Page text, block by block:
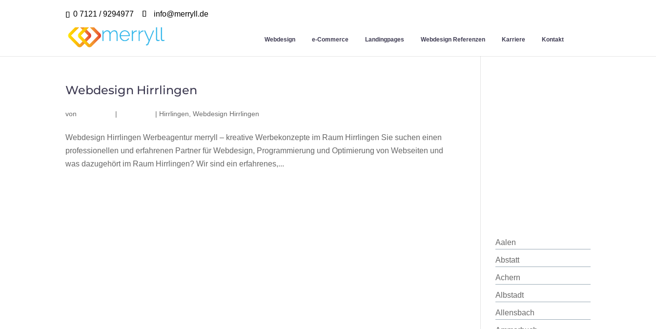
0 7121 / 9294977 info@merryll.de
Webdesign e-Commerce Landingpages Webdesign Referenzen Karriere Kontakt
Webdesign Hirrlingen
von | | Hirrlingen ,Webdesign Hirrlingen
Webdesign Hirrlingen Werbeagentur merryll – kreative Werbekonzepte im Raum Hirrlingen Sie suchen einen
professionellen und erfahrenen Partner für Webdesign, Programmierung und Optimierung von Webseiten und
was dazugehört im Raum Hirrlingen? Wir sind ein erfahrenes,...
Aalen
Abstatt
Achern
Albstadt
Allensbach